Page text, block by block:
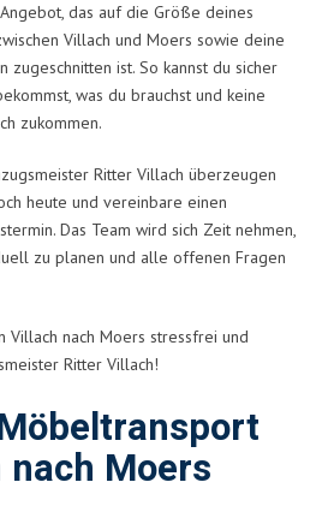
das auf die Größe deines
Villach und Moers sowie deine
ist. So kannst du sicher
was du brauchst und keine
zukommen.
Ritter Villach überzeugen
heute und vereinbare einen
Das Team wird sich Zeit nehmen,
zu planen und alle offenen Fragen
Villach nach Moers stressfrei und
Ritter Villach!
Moers